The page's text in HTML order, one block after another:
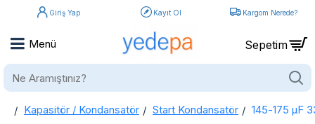
Giriş Yap Kayıt Ol Kargom Nerede?
Ne
home
Kapasitör / Kondansatör Start Kondansatör 145-175 µF